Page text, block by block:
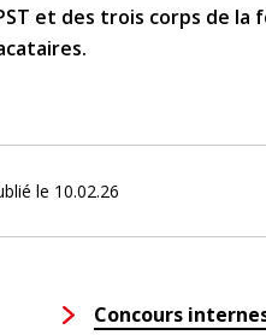
et des trois corps de la
le 10.02.26
Concours